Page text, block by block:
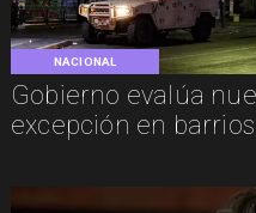
NACIONAL
Gobierno evalúa
excepción en